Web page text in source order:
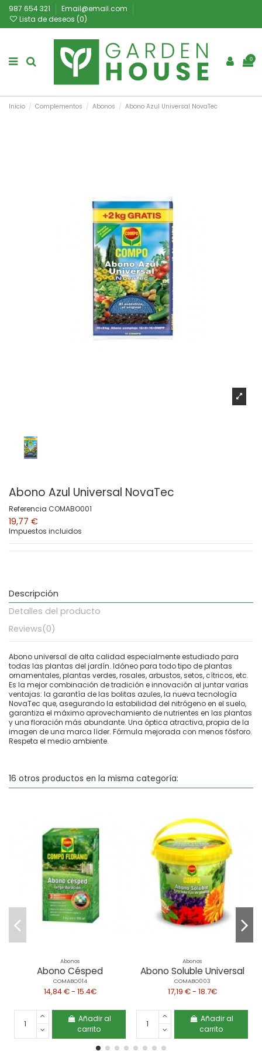
987 654 321
Email@email.com
Lista de deseos (0)
0
Inicio Complementos Abonos Abono Azul Universal NovaTec
Abono Azul Universal NovaTec
Referencia COMABO001
19,77 €
Impuestos incluidos
Descripción
Detalles del producto
Reviews(0)
Abono universal de alta calidad especialmente estudiado para
todas las plantas del jardín. Idóneo para todo tipo de plantas
ornamentales, plantas verdes, rosales, arbustos, setos, cítricos, etc.
Es la mejor combinación de tradición e innovación al juntar varias
ventajas: la garantía de las bolitas azules, la nueva tecnología
NovaTec que, asegurando la estabilidad del nitrógeno en el suelo,
garantiza el máximo aprovechamiento de nutrientes en las plantas
y una floración más abundante. Una óptica atractiva, propia de la
imagen de una marca líder. Fórmula mejorada con menos fósforo.
Respeta el medio ambiente.
16 otros productos en la misma categoría:
Abonos
Abono Césped
COMABO014
14,84 € - 15.4€
Añadir al
carrito
Abonos
Abono Soluble Universal
COMABO003
17,19 € - 18.7€
Añadir al
carrito